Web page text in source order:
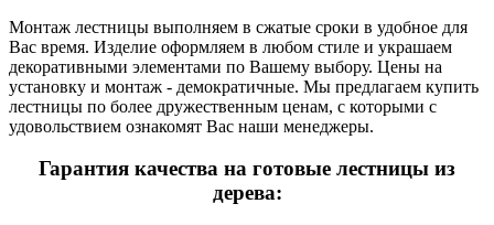
Монтаж лестницы выполняем в сжатые сроки в удобное для
Вас время. Изделие оформляем в любом стиле и украшаем
декоративными элементами по Вашему выбору. Цены на
установку и монтаж - демократичные. Мы предлагаем купить
лестницы по более дружественным ценам, с которыми с
удовольствием ознакомят Вас наши менеджеры.
Гарантия качества на готовые лестницы из
дерева: